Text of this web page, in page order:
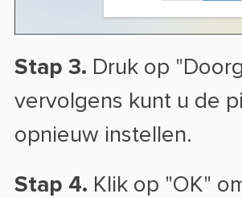
Stap 3. Druk op
vervolgens kunt u de
opnieuw instellen.
Stap 4. Klik op "OK"